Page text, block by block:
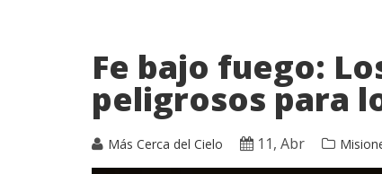
Fe bajo fuego:
peligrosos para
Más Cerca del Cielo 11, Abr